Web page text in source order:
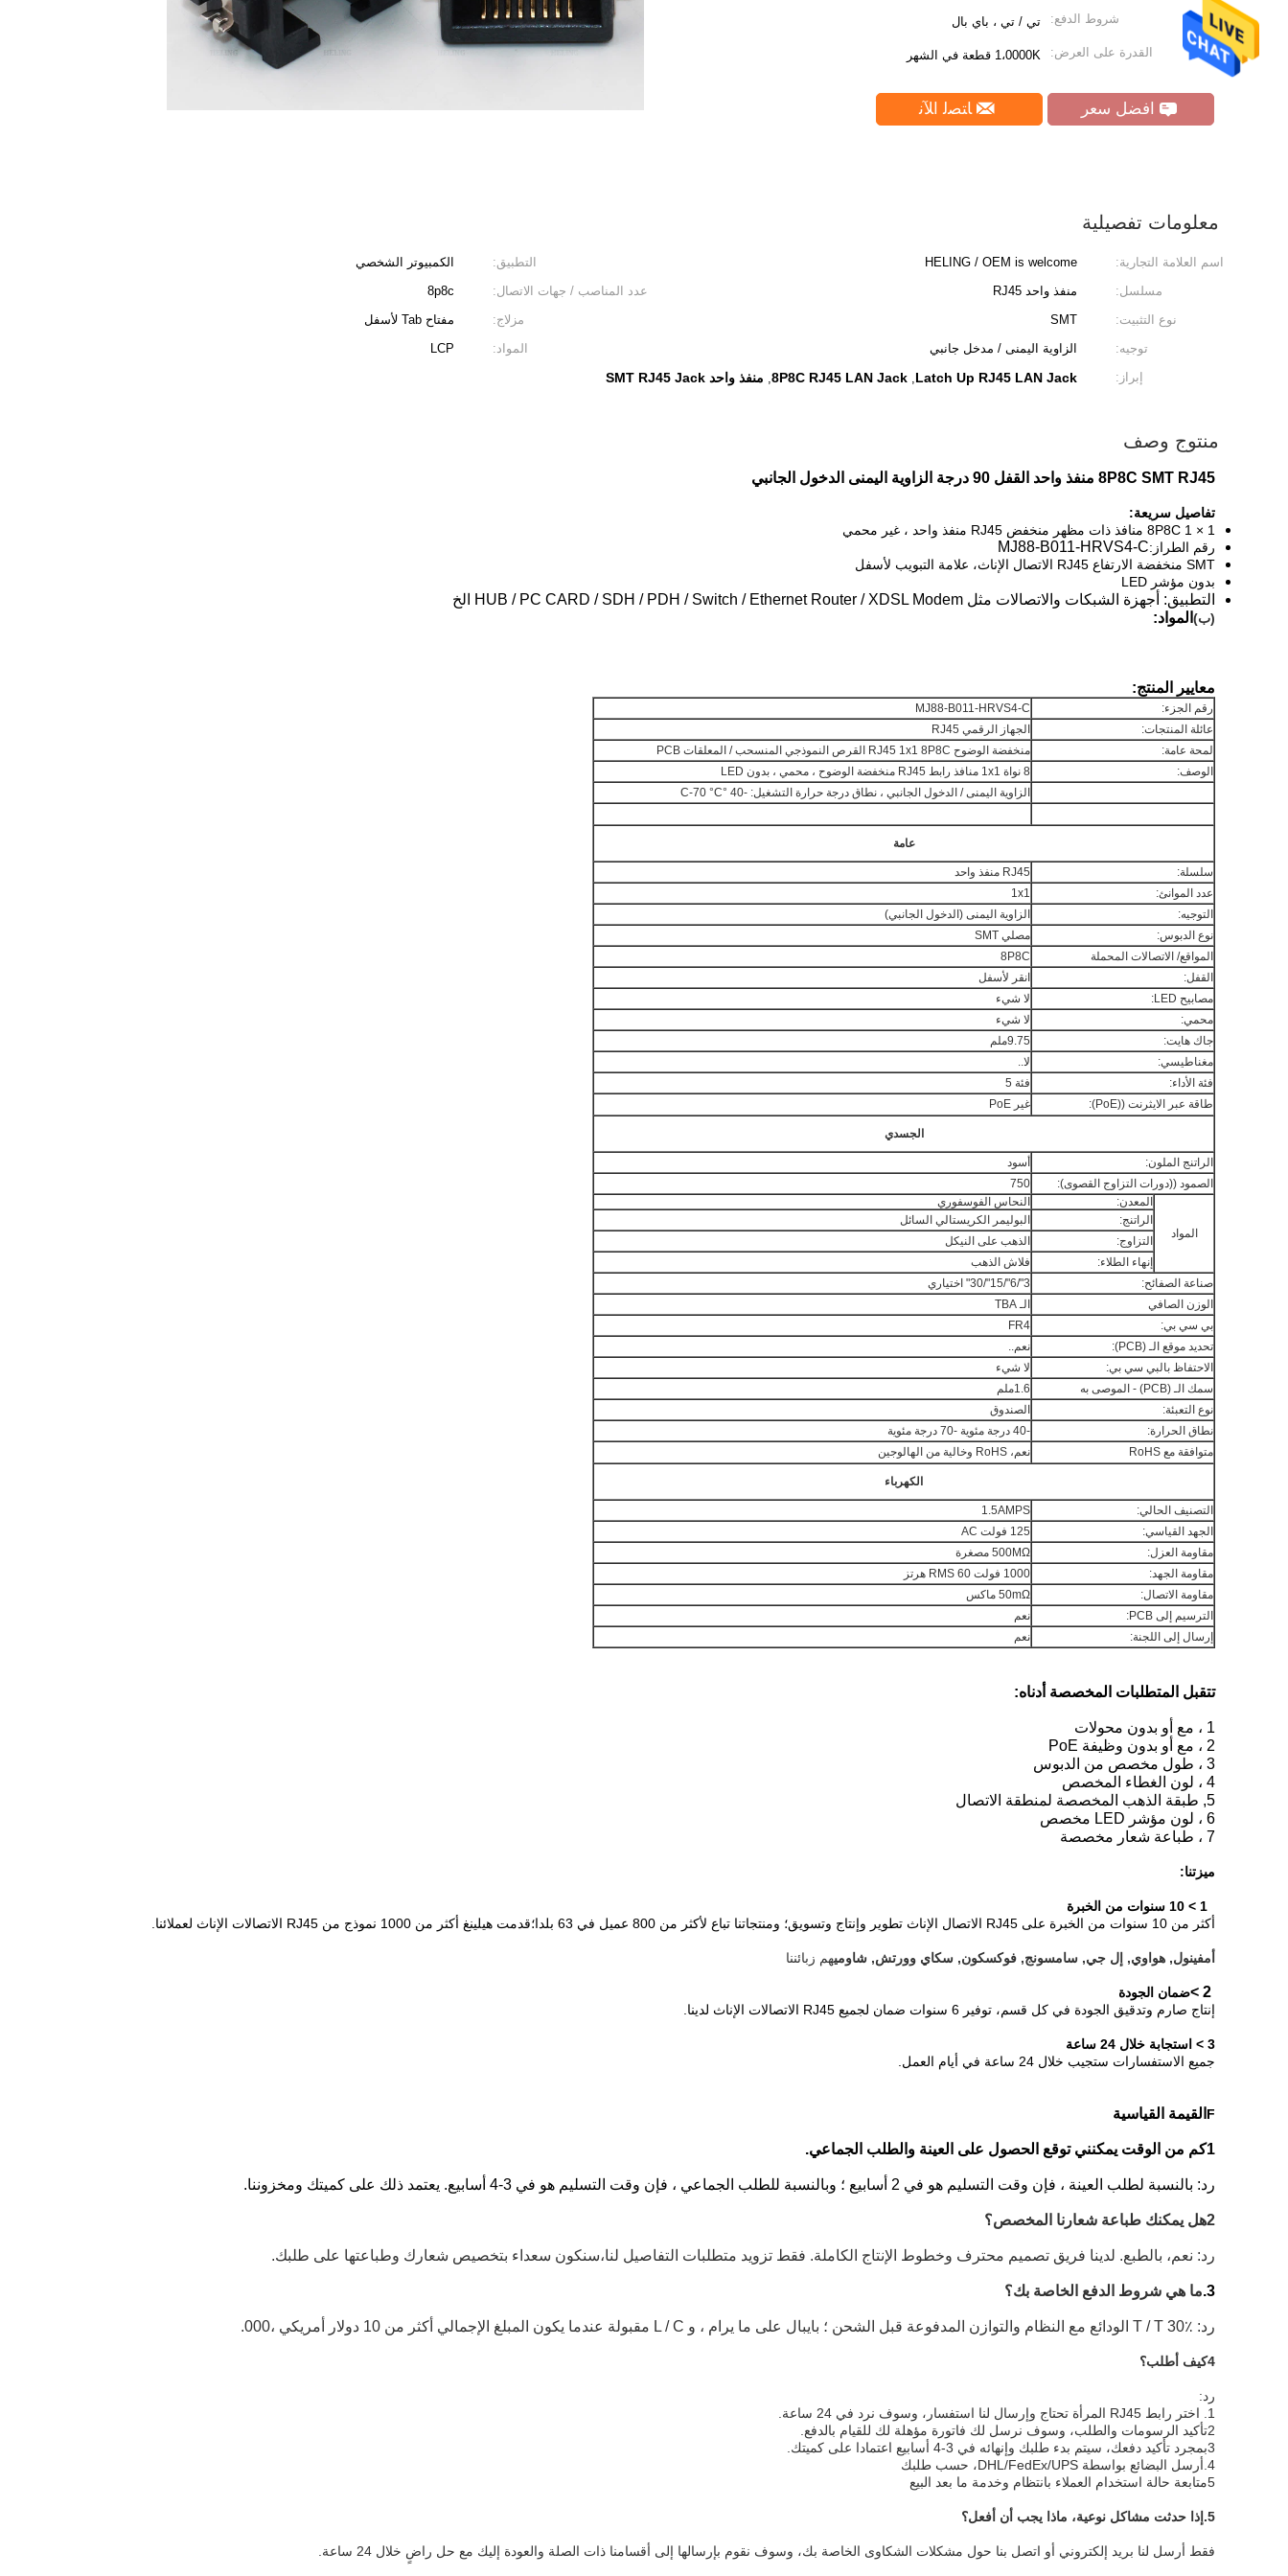
شروط الدفع: تي / تي ، باي بال
القدرة على العرض: 1،0000K قطعة في الشهر
افضل سعر ﺎﺘﺼﻟ ﺍﻶﻧ
معلومات تفصيلية
اسم العلامة التجارية: HELING / OEM is welcome التطبيق:
الكمبيوتر الشخصي
مسلسل:
منفذ واحد RJ45 عدد المناصب / جهات الاتصال:
8p8c
نوع التثبيت:
SMT مزلاج:
مفتاح Tab لأسفل
توجيه:
الزاوية اليمنى / مدخل جانبي المواد:
LCP
إبراز:
Latch Up RJ45 LAN Jack
,
8P8C RJ45 LAN Jack
, منفذ واحد SMT RJ45 Jack
منتوج وصف
8P8C SMT RJ45 منفذ واحد القفل 90 درجة الزاوية اليمنى الدخول الجانبي
تفاصيل سريعة:
8P8C 1 × 1 منافذ ذات مظهر منخفض RJ45 منفذ واحد ، غير محمي
رقم الطراز:MJ88-B011-HRVS4-C
SMT منخفضة الارتفاع RJ45 الاتصال الإناث، علامة التبويب لأسفل
بدون مؤشر LED
التطبيق: أجهزة الشبكات والاتصالات مثل HUB / PC CARD / SDH / PDH / Switch / Ethernet Router / XDSL Modem الخ
(ب) المواد:
معايير المنتج:
رقم الجزء:
MJ88-B011-HRVS4-C
عائلة المنتجات:
الجهاز الرقمي RJ45
لمحة عامة:
منخفضة الوضوح RJ45 1x1 8P8C القرص النموذجي المنسحب / المعلقات PCB
الوصف:
8 نواة 1x1 منافذ رابط RJ45 منخفضة الوضوح ، محمي ، بدون LED
الزاوية اليمنى / الدخول الجانبي ، نطاق درجة حرارة التشغيل: -40 °C-70 °C
عامة
سلسلة:
RJ45 منفذ واحد
عدد الموانئ:
1x1
التوجيه:
الزاوية اليمنى (الدخول الجانبي)
نوع الدبوس:
مصلي SMT
المواقع/ الاتصالات المحملة
8P8C
القفل:
انقر لأسفل
مصابيح LED:
لا شيء
محمي:
لا شيء
جاك هايت:
9.75ملم
مغناطيسي:
لا..
فئة الأداء:
فئة 5
طاقة عبر الايثرنت ((PoE):
غير PoE
الجسدي
الراتنج الملون:
أسود
الصمود ((دورات التزاوج القصوى):
750
المواد
المعدن:
النحاس الفوسفوري
الراتنج:
البوليمر الكريستالي السائل
التزاوج:
الذهب على النيكل
إنهاء الطلاء:
فلاش الذهب
صناعة الصفائح:
3"/6"/15"/30" اختياري
الوزن الصافي
الـ TBA
بي سي بي:
FR4
تحديد موقع الـ (PCB):
نعم..
الاحتفاظ بالبي سي بي:
لا شيء
سمك الـ (PCB) - الموصى به
1.6ملم
نوع التعبئة:
الصندوق
نطاق الحرارة:
-40 درجة مئوية -70 درجة مئوية
متوافقة مع RoHS
نعم، RoHS وخالية من الهالوجين
الكهرباء
التصنيف الحالي:
1.5AMPS
الجهد القياسي:
125 فولت AC
مقاومة العزل:
500MΩ مصغرة
مقاومة الجهد:
1000 فولت RMS 60 هرتز
مقاومة الاتصال:
50mΩ ماكس
الترسيم إلى PCB:
نعم
إرسال إلى اللجنة:
نعم
تتقبل المتطلبات المخصصة أدناه:
1 ، مع أو بدون محولات
2 ، مع أو بدون وظيفة PoE
3 ، طول مخصص من الدبوس
4 ، لون الغطاء المخصص
5, طبقة الذهب المخصصة لمنطقة الاتصال
6 ، لون مؤشر LED مخصص
7 ، طباعة شعار مخصصة
ميزتنا:
1 > 10 سنوات من الخبرة
أكثر من 10 سنوات من الخبرة على RJ45 الاتصال الإناث تطوير وإنتاج وتسويق؛ ومنتجاتنا تباع لأكثر من 800 عميل في 63 بلدا؛قدمت هيلينغ أكثر من 1000 نموذج من RJ45 الاتصالات الإناث لعملائنا.
أمفينول, هواوي, إل جي, سامسونج, فوكسكون, سكاي وورتش, شاوميهم زبائننا
2 >
ضمان الجودة
إنتاج صارم وتدقيق الجودة في كل قسم، توفير 6 سنوات ضمان لجميع RJ45 الاتصالات الإناث لدينا.
3 > استجابة خلال 24 ساعة
جميع الاستفسارات ستجيب خلال 24 ساعة في أيام العمل.
F القيمة القياسية
1كم من الوقت يمكنني توقع الحصول على العينة والطلب الجماعي.
رد: بالنسبة لطلب العينة ، فإن وقت التسليم هو في 2 أسابيع ؛ وبالنسبة للطلب الجماعي ، فإن وقت التسليم هو في 3-4 أسابيع. يعتمد ذلك على كميتك ومخزوننا.
2هل يمكنك طباعة شعارنا المخصص؟
رد: نعم، بالطبع. لدينا فريق تصميم محترف وخطوط الإنتاج الكاملة. فقط تزويد متطلبات التفاصيل لنا،سنكون سعداء بتخصيص شعارك وطباعتها على طلبك.
3. ما هي شروط الدفع الخاصة بك؟
رد: T / T 30٪ الودائع مع النظام والتوازن المدفوعة قبل الشحن ؛ بايبال على ما يرام ، و L / C مقبولة عندما يكون المبلغ الإجمالي أكثر من 10 دولار أمريكي ،000.
4كيف أطلب؟
رد:
1. اختر رابط RJ45 المرأة تحتاج وإرسال لنا استفسار، وسوف نرد في 24 ساعة.
2تأكيد الرسومات والطلب، وسوف نرسل لك فاتورة مؤهلة لك للقيام بالدفع.
3بمجرد تأكيد دفعك، سيتم بدء طلبك وإنهائه في 3-4 أسابيع اعتمادا على كميتك.
4.أرسل البضائع بواسطة DHL/FedEx/UPS، حسب طلبك
5متابعة حالة استخدام العملاء بانتظام وخدمة ما بعد البيع
5. إذا حدثت مشاكل نوعية، ماذا يجب أن أفعل؟
فقط أرسل لنا بريد إلكتروني أو اتصل بنا حول مشكلات الشكاوى الخاصة بك، وسوف نقوم بإرسالها إلى أقسامنا ذات الصلة والعودة إليك مع حل راضٍ خلال 24 ساعة.